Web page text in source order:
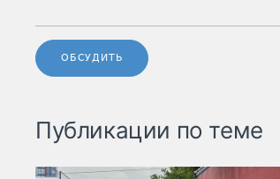
ОБСУДИТЬ
Публикации по теме